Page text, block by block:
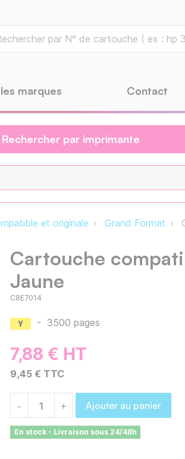
marques Contact
Rechercher par imprimante
et originale Grand Format
Cartouche
Jaune
C8E7014
- 3500 pages
7,88 € HT
9,45 € TTC
- + Ajouter au panier
En stock - Livraison sous 24/48h